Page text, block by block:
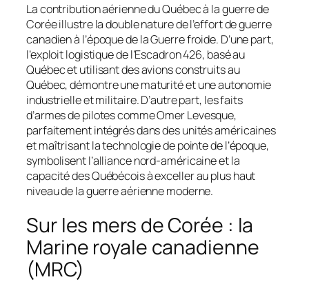
La contribution aérienne du Québec à la guerre de
Corée illustre la double nature de l’effort de guerre
canadien à l’époque de la Guerre froide. D’une part,
l’exploit logistique de l’Escadron 426, basé au
Québec et utilisant des avions construits au
Québec, démontre une maturité et une autonomie
industrielle et militaire. D’autre part, les faits
d’armes de pilotes comme Omer Levesque,
parfaitement intégrés dans des unités américaines
et maîtrisant la technologie de pointe de l’époque,
symbolisent l’alliance nord-américaine et la
capacité des Québécois à exceller au plus haut
niveau de la guerre aérienne moderne.
Sur les mers de Corée : la
Marine royale canadienne
(MRC)